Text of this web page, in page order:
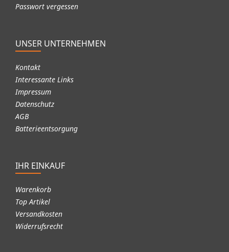
Passwort vergessen
UNSER UNTERNEHMEN
Kontakt
Interessante Links
Impressum
Datenschutz
AGB
Batterieentsorgung
IHR EINKAUF
Warenkorb
Top Artikel
Versandkosten
Widerrufsrecht